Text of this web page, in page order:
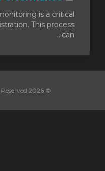
is a critical
This process
can...
© 2026 LowHosting. All Rights Reserved.